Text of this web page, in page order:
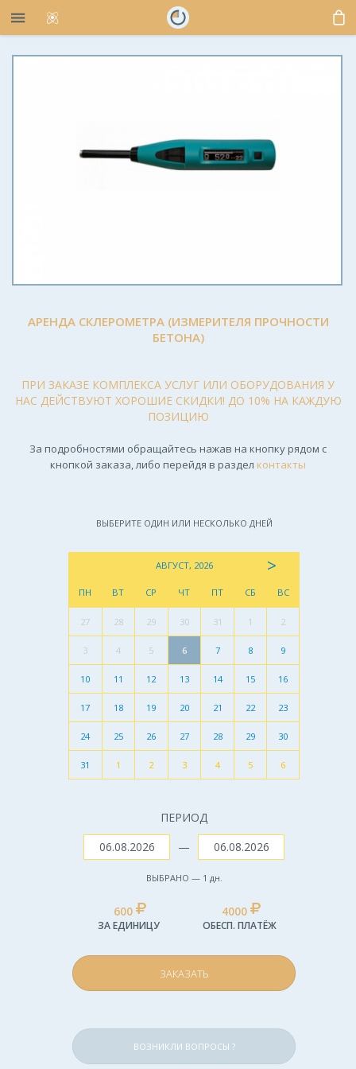
АРЕНДА СКЛЕРОМЕТРА (ИЗМЕРИТЕЛЯ ПРОЧНОСТИ
БЕТОНА)
ПРИ ЗАКАЗЕ КОМПЛЕКСА УСЛУГ ИЛИ ОБОРУДОВАНИЯ У
НАС ДЕЙСТВУЮТ ХОРОШИЕ СКИДКИ! ДО 10% НА КАЖДУЮ
ПОЗИЦИЮ
За подробностями обращайтесь нажав на кнопку рядом с
кнопкой заказа, либо перейдя в раздел контакты
ВЫБЕРИТЕ ОДИН ИЛИ НЕСКОЛЬКО ДНЕЙ
АВГУСТ, 2026 >
ПН ВТ СР ЧТ ПТ СБ ВС
27 28 29 30 31 1 2
3 4 5 6 7 8 9
10 11 12 13 14 15 16
17 18 19 20 21 22 23
24 25 26 27 28 29 30
31 1 2 3 4 5 6
ПЕРИОД
—
ВЫБРАНО — 1 дн.
600
ЗА ЕДИНИЦУ
4000
ОБЕСП. ПЛАТЁЖ
ЗАКАЗАТЬ
ВОЗНИКЛИ ВОПРОСЫ ?